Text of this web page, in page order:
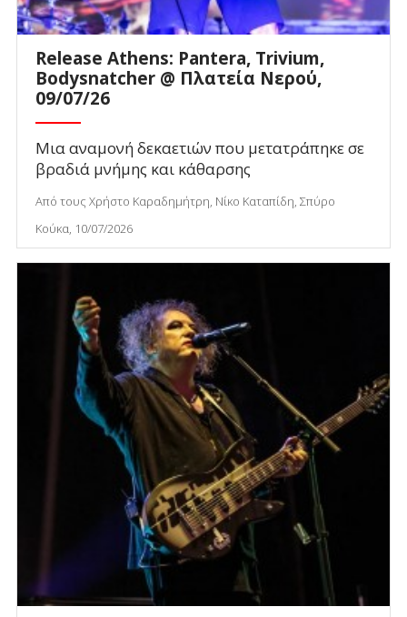
Release Athens: Pantera, Trivium,
Bodysnatcher @ Πλατεία Νερού,
09/07/26
Μια αναμονή δεκαετιών που μετατράπηκε σε
βραδιά μνήμης και κάθαρσης
Από τους Χρήστο Καραδημήτρη, Νίκο Καταπίδη, Σπύρο
Κούκα, 10/07/2026